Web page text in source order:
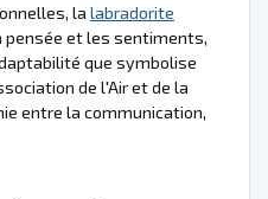
la labradorite
et les sentiments,
que symbolise
de l'Air et de la
entre la communication,